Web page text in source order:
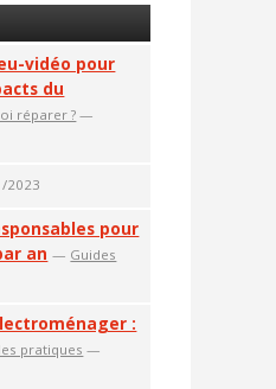
vidéo pour
du
réparer ?—
2023
pour
an — Guides
:
pratiques —